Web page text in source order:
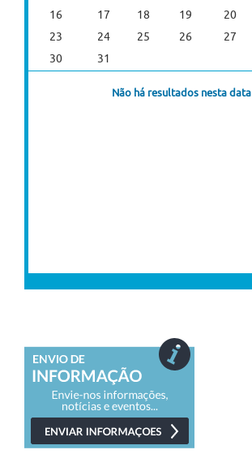
16
17 18 19 20
23
24 25 26 27
30
31
Não há resultados nesta data